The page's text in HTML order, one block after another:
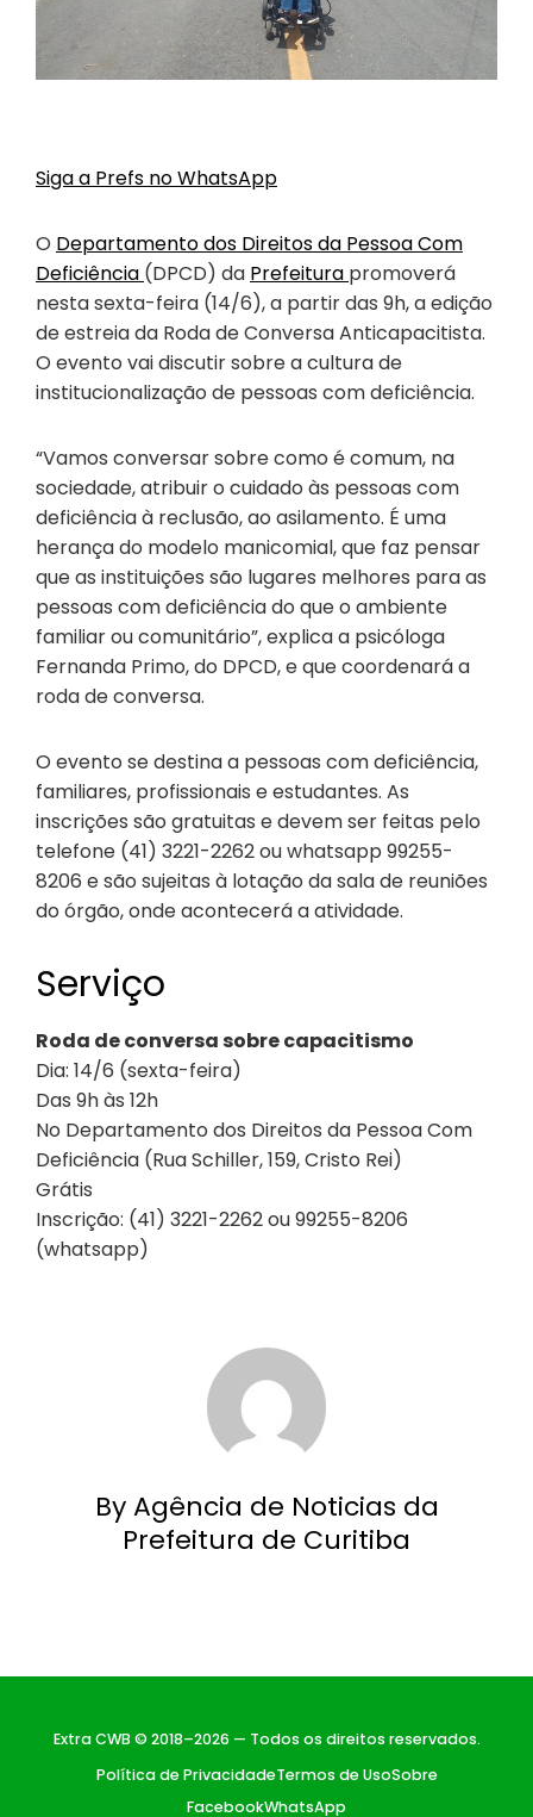
Siga a Prefs no WhatsApp
O Departamento dos Direitos da Pessoa Com
Deficiência (DPCD) da Prefeitura promoverá
nesta sexta-feira (14/6), a partir das 9h, a edição
de estreia da Roda de Conversa Anticapacitista.
O evento vai discutir sobre a cultura de
institucionalização de pessoas com deficiência.
“Vamos conversar sobre como é comum, na
sociedade, atribuir o cuidado às pessoas com
deficiência à reclusão, ao asilamento. É uma
herança do modelo manicomial, que faz pensar
que as instituições são lugares melhores para as
pessoas com deficiência do que o ambiente
familiar ou comunitário”, explica a psicóloga
Fernanda Primo, do DPCD, e que coordenará a
roda de conversa.
O evento se destina a pessoas com deficiência,
familiares, profissionais e estudantes. As
inscrições são gratuitas e devem ser feitas pelo
telefone (41) 3221-2262 ou whatsapp 99255-
8206 e são sujeitas à lotação da sala de reuniões
do órgão, onde acontecerá a atividade.
Serviço
Roda de conversa sobre capacitismo
Dia: 14/6 (sexta-feira)
Das 9h às 12h
No Departamento dos Direitos da Pessoa Com
Deficiência (Rua Schiller, 159, Cristo Rei)
Grátis
Inscrição: (41) 3221-2262 ou 99255-8206
(whatsapp)
By Agência de Noticias da
Prefeitura de Curitiba
Extra CWB © 2018–2026 — Todos os direitos reservados.
Política de PrivacidadeTermos de UsoSobre
FacebookWhatsApp